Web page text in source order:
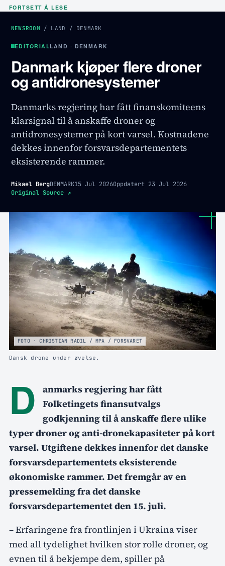
FORTSETT Å LESE
NEWSROOM / LAND / DENMARK
EDITORIALLAND · DENMARK
Danmark kjøper flere droner
og antidronesystemer
Danmarks regjering har fått finanskomiteens
klarsignal til å anskaffe droner og
antidronesystemer på kort varsel. Kostnadene
dekkes innenfor forsvarsdepartementets
eksisterende rammer.
Mikael BergDENMARK15 Jul 2026Oppdatert 23 Jul 2026
Original Source ↗
FOTO · CHRISTIAN RADIL / MPA / FORSVARET
Dansk drone under øvelse.
D
anmarks regjering har fått
Folketingets finansutvalgs
godkjenning til å anskaffe flere ulike
typer droner og anti-dronekapasiteter på kort
varsel. Utgiftene dekkes innenfor det danske
forsvarsdepartementets eksisterende
økonomiske rammer. Det fremgår av en
pressemelding fra det danske
forsvarsdepartementet den 15. juli.
– Erfaringene fra frontlinjen i Ukraina viser
med all tydelighet hvilken stor rolle droner, og
evnen til å bekjempe dem, spiller på